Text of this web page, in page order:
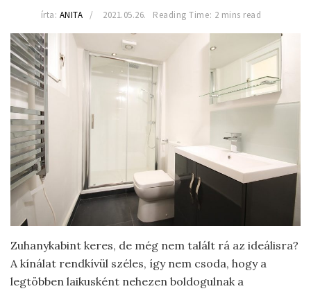
írta: ANITA 2021.05.26. Reading Time: 2 mins read
Zuhanykabint keres, de még nem talált rá az ideálisra?
A kínálat rendkívül széles, így nem csoda, hogy a
legtöbben laikusként nehezen boldogulnak a